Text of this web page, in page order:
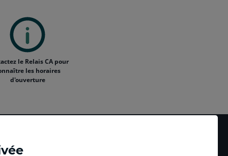
le Relais CA pour
les horaires
d'ouverture